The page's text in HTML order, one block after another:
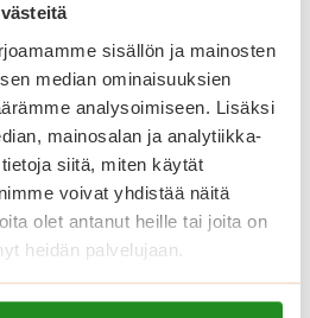
sisällön ja mainosten
median ominaisuuksien
analysoimiseen. Lisäksi
mainosalan ja analytiikka-
siitä, miten käytät
voivat yhdistää näitä
olet antanut heille tai joita on
heidän palvelujaan.
huonekaluillasi
on turvapuhelin,
sekä esteetön
sisustetuista
kahvila, ravintola,
allasosasto sekä